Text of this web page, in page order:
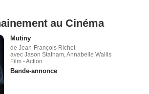
au Cinéma
Mutiny
de Jean-François Richet
avec Jason Statham, Annabelle Wallis
Film - Action
Bande-annonce